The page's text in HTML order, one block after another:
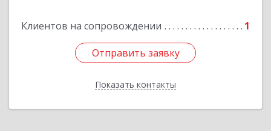
Клиентов на сопровождении 1
Отправить заявку
Показать контакты
Отправить заявку
Назад